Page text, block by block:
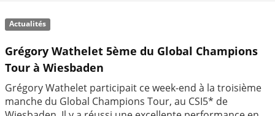
Actualités
Grégory Wathelet 5ème du Global Champions
Tour à Wiesbaden
Grégory Wathelet participait ce week-end à la troisième
manche du Global Champions Tour, au CSI5* de